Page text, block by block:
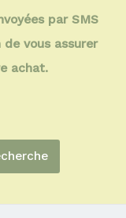
par SMS
vous assurer
achat.